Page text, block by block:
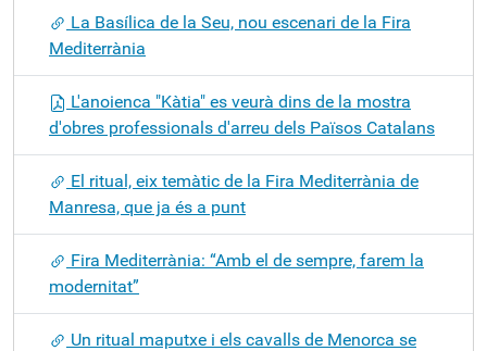
La Basílica de la Seu, nou escenari de la Fira
Mediterrània
L'anoienca "Kàtia" es veurà dins de la mostra
d'obres professionals d'arreu dels Països Catalans
El ritual, eix temàtic de la Fira Mediterrània de
Manresa, que ja és a punt
Fira Mediterrània: “Amb el de sempre, farem la
modernitat”
Un ritual maputxe i els cavalls de Menorca se